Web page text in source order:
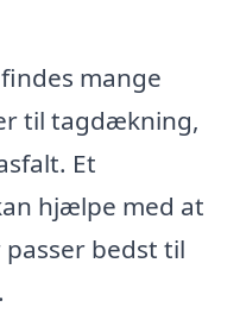
mange
til tagdækning,
Et
hjælpe med at
bedst til